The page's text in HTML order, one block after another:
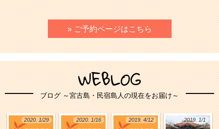
» ご予約ページはこちら
WEBLOG
ブログ ～宮古島・民宿島人の現在をお届け～
2020. 1/29 2020. 1/16 2019. 4/12 2019. 1/1